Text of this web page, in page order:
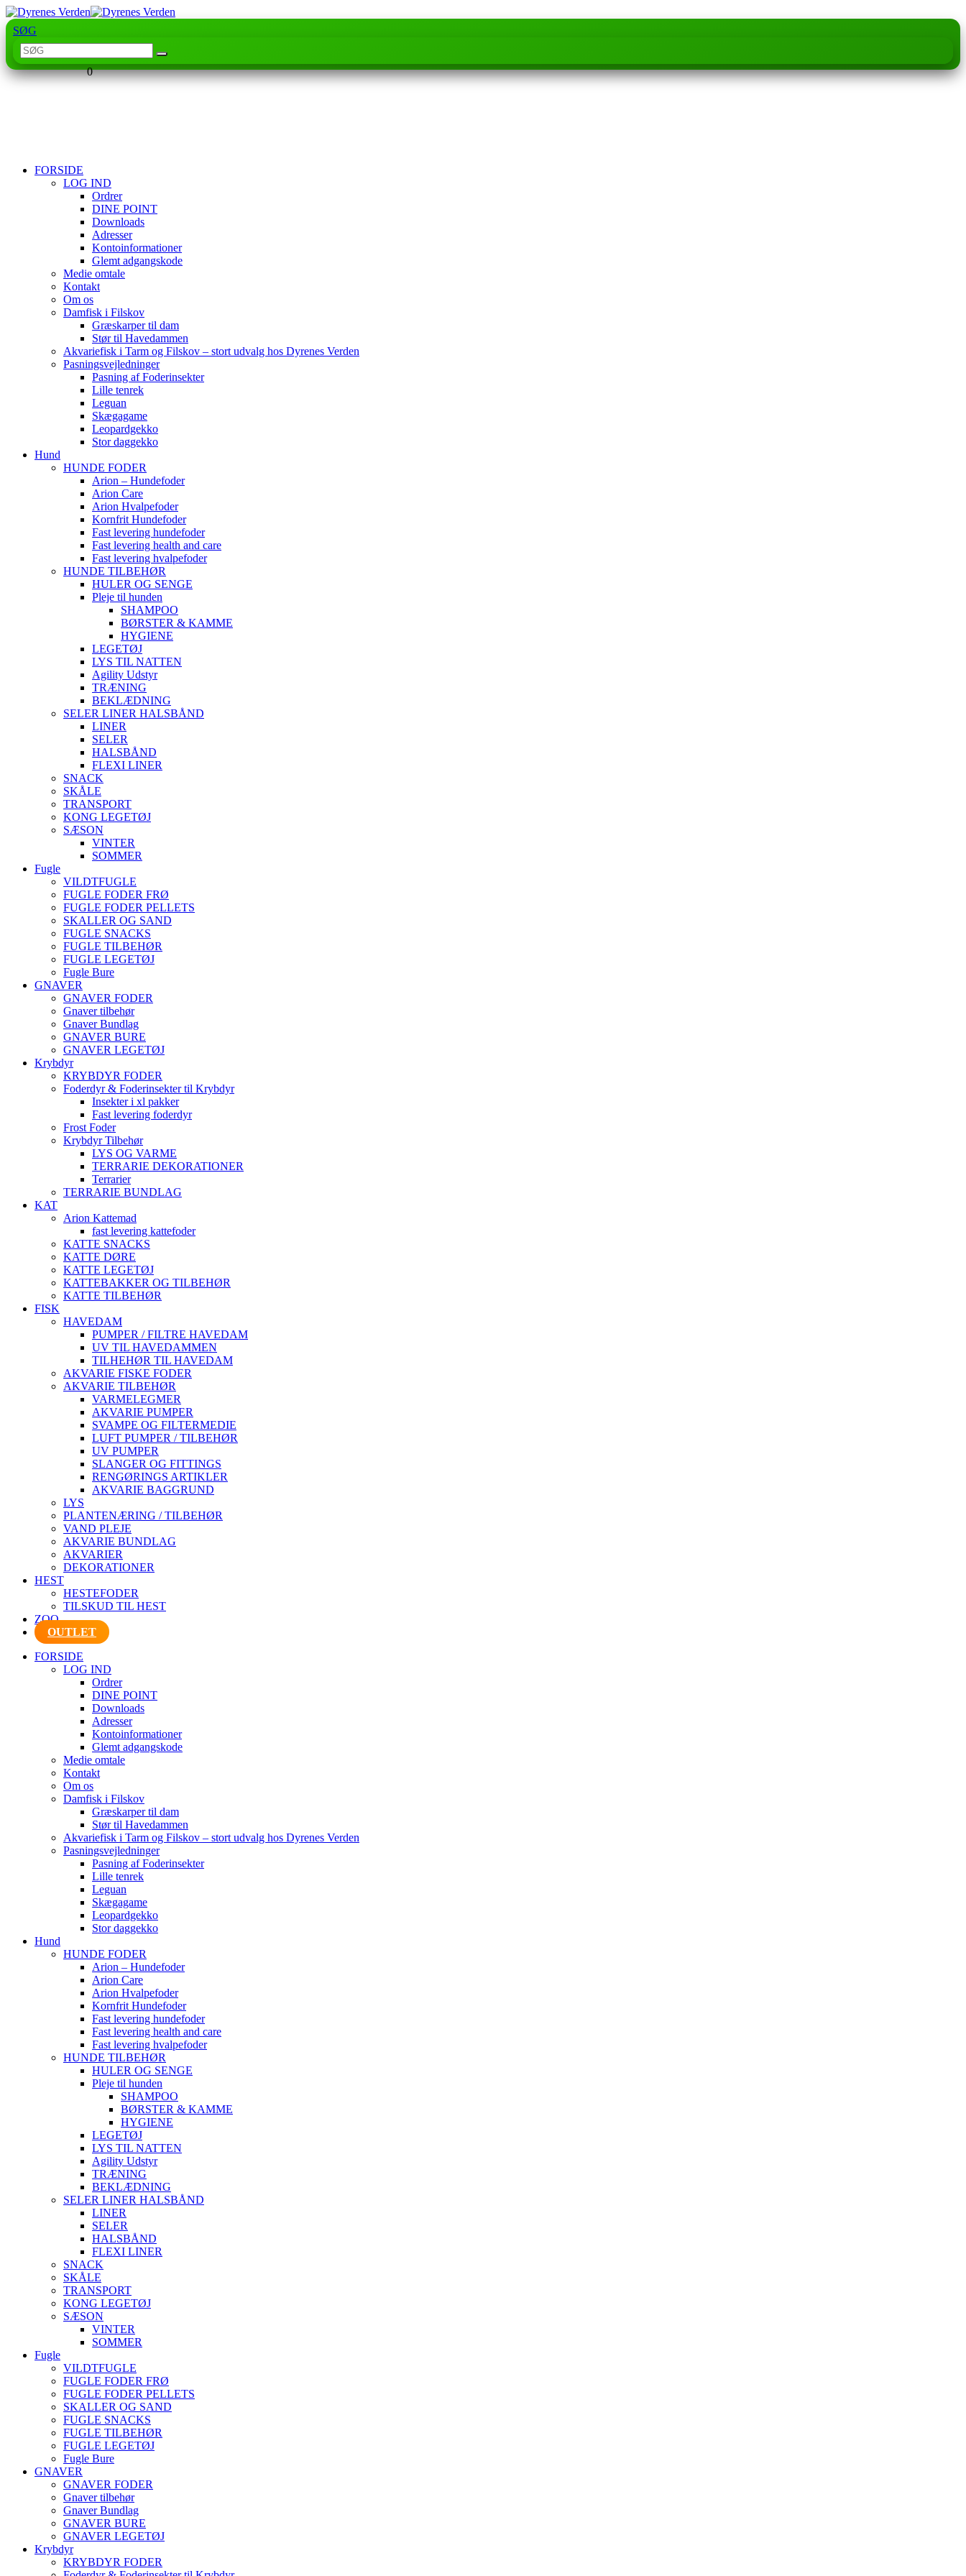
SØG
0
FORSIDE
LOG IND
Ordrer
DINE POINT
Downloads
Adresser
Kontoinformationer
Glemt adgangskode
Medie omtale
Kontakt
Om os
Damfisk i Filskov
Græskarper til dam
Stør til Havedammen
Akvariefisk i Tarm og Filskov – stort udvalg hos Dyrenes Verden
Pasningsvejledninger
Pasning af Foderinsekter
Lille tenrek
Leguan
Skægagame
Leopardgekko
Stor daggekko
Hund
HUNDE FODER
Arion – Hundefoder
Arion Care
Arion Hvalpefoder
Kornfrit Hundefoder
Fast levering hundefoder
Fast levering health and care
Fast levering hvalpefoder
HUNDE TILBEHØR
HULER OG SENGE
Pleje til hunden
SHAMPOO
BØRSTER & KAMME
HYGIENE
LEGETØJ
LYS TIL NATTEN
Agility Udstyr
TRÆNING
BEKLÆDNING
SELER LINER HALSBÅND
LINER
SELER
HALSBÅND
FLEXI LINER
SNACK
SKÅLE
TRANSPORT
KONG LEGETØJ
SÆSON
VINTER
SOMMER
Fugle
VILDTFUGLE
FUGLE FODER FRØ
FUGLE FODER PELLETS
SKALLER OG SAND
FUGLE SNACKS
FUGLE TILBEHØR
FUGLE LEGETØJ
Fugle Bure
GNAVER
GNAVER FODER
Gnaver tilbehør
Gnaver Bundlag
GNAVER BURE
GNAVER LEGETØJ
Krybdyr
KRYBDYR FODER
Foderdyr & Foderinsekter til Krybdyr
Insekter i xl pakker
Fast levering foderdyr
Frost Foder
Krybdyr Tilbehør
LYS OG VARME
TERRARIE DEKORATIONER
Terrarier
TERRARIE BUNDLAG
KAT
Arion Kattemad
fast levering kattefoder
KATTE SNACKS
KATTE DØRE
KATTE LEGETØJ
KATTEBAKKER OG TILBEHØR
KATTE TILBEHØR
FISK
HAVEDAM
PUMPER / FILTRE HAVEDAM
UV TIL HAVEDAMMEN
TILHEHØR TIL HAVEDAM
AKVARIE FISKE FODER
AKVARIE TILBEHØR
VARMELEGMER
AKVARIE PUMPER
SVAMPE OG FILTERMEDIE
LUFT PUMPER / TILBEHØR
UV PUMPER
SLANGER OG FITTINGS
RENGØRINGS ARTIKLER
AKVARIE BAGGRUND
LYS
PLANTENÆRING / TILBEHØR
VAND PLEJE
AKVARIE BUNDLAG
AKVARIER
DEKORATIONER
HEST
HESTEFODER
TILSKUD TIL HEST
ZOO
OUTLET
FORSIDE
LOG IND
Ordrer
DINE POINT
Downloads
Adresser
Kontoinformationer
Glemt adgangskode
Medie omtale
Kontakt
Om os
Damfisk i Filskov
Græskarper til dam
Stør til Havedammen
Akvariefisk i Tarm og Filskov – stort udvalg hos Dyrenes Verden
Pasningsvejledninger
Pasning af Foderinsekter
Lille tenrek
Leguan
Skægagame
Leopardgekko
Stor daggekko
Hund
HUNDE FODER
Arion – Hundefoder
Arion Care
Arion Hvalpefoder
Kornfrit Hundefoder
Fast levering hundefoder
Fast levering health and care
Fast levering hvalpefoder
HUNDE TILBEHØR
HULER OG SENGE
Pleje til hunden
SHAMPOO
BØRSTER & KAMME
HYGIENE
LEGETØJ
LYS TIL NATTEN
Agility Udstyr
TRÆNING
BEKLÆDNING
SELER LINER HALSBÅND
LINER
SELER
HALSBÅND
FLEXI LINER
SNACK
SKÅLE
TRANSPORT
KONG LEGETØJ
SÆSON
VINTER
SOMMER
Fugle
VILDTFUGLE
FUGLE FODER FRØ
FUGLE FODER PELLETS
SKALLER OG SAND
FUGLE SNACKS
FUGLE TILBEHØR
FUGLE LEGETØJ
Fugle Bure
GNAVER
GNAVER FODER
Gnaver tilbehør
Gnaver Bundlag
GNAVER BURE
GNAVER LEGETØJ
Krybdyr
KRYBDYR FODER